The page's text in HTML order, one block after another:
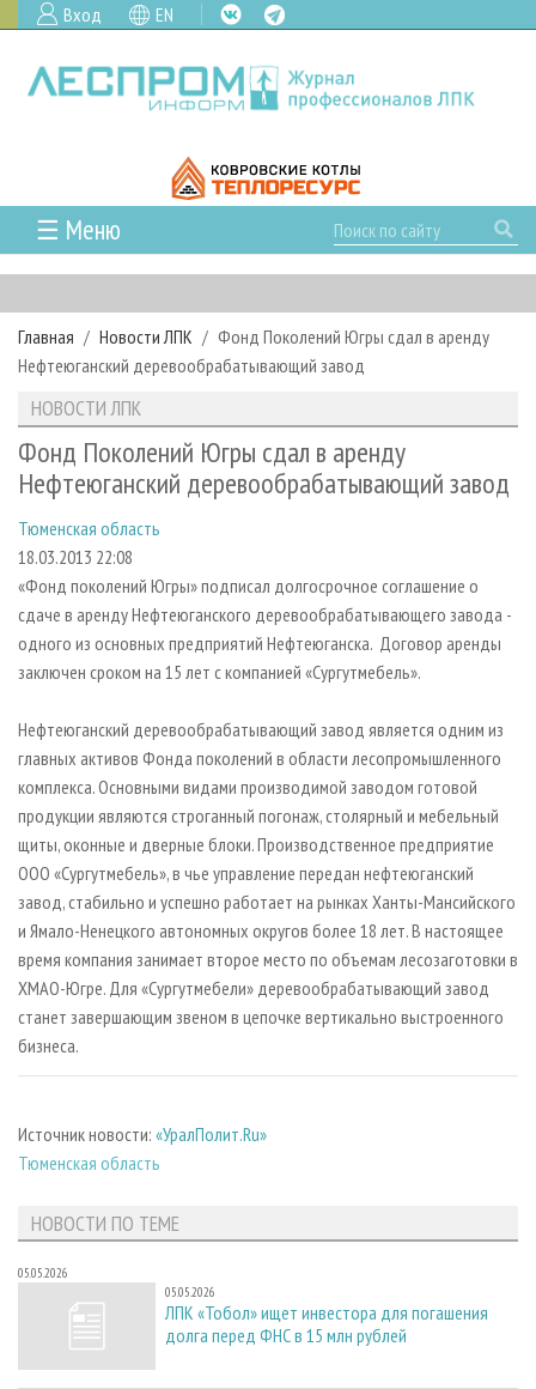
Вход EN
☰ Меню
ГЛАВНАЯ
РУБРИКИ И ТЕМЫ
РУБРИКИ ЖУРНАЛА
ЛЕСОЗАГОТОВКА
ЛЕСОПИЛЕНИЕ
СУШКА ДРЕВЕСИНЫ
ПРОИЗВОДСТВО ДРЕВЕСНЫХ ПЛИТ
ДЕРЕВЯННОЕ ДОМОСТРОЕНИЕ
ПРОИЗВОДСТВО МЕБЕЛИ
ЦБП
ИНСТРУМЕНТ И МАТЕРИАЛЫ
НОВОСТИ
НОВОСТИ ЛПК
НОВОСТИ ЖУРНАЛА
ПРОЕКТЫ ЛПИ
АНАЛИТИКА
ПРЕДПРИЯТИЯ ЛПК
ПЕРСОНЫ
МОБИЛЬНЫЕ ВЫСТАВКИ
ОФИЦИАЛЬНЫЕ ДЕЛЕГАЦИИ
ПРИОРИТЕТНЫЕ ИНВЕСТПРОЕКТЫ
ГАЗЕТА ЛЕСПРОМФОРУМ
БИБЛИОТЕКА СПЕЦИАЛИСТА
АРХИВ
АРХИВ ЖУРНАЛОВ
О ЖУРНАЛЕ
ПОДПИСКА
КОНТАКТЫ
РЕКЛАМОДАТЕЛЯМ
РЕКЛАМА
РЕКЛАМА НА САЙТЕ
Главная Новости ЛПК
Фонд Поколений Югры сдал в аренду
Нефтеюганский деревообрабатывающий завод
НОВОСТИ ЛПК
Фонд Поколений Югры сдал в аренду
Нефтеюганский деревообрабатывающий завод
Тюменская область
18.03.2013 22:08
«Фонд поколений Югры» подписал долгосрочное соглашение о
сдаче в аренду Нефтеюганского деревообрабатывающего завода -
одного из основных предприятий Нефтеюганска. Договор аренды
заключен сроком на 15 лет с компанией «Сургутмебель».
Нефтеюганский деревообрабатывающий завод является одним из
главных активов Фонда поколений в области лесопромышленного
комплекса. Основными видами производимой заводом готовой
продукции являются строганный погонаж, столярный и мебельный
щиты, оконные и дверные блоки. Производственное предприятие
ООО «Сургутмебель», в чье управление передан нефтеюганский
завод, стабильно и успешно работает на рынках Ханты-Мансийского
и Ямало-Ненецкого автономных округов более 18 лет. В настоящее
время компания занимает второе место по объемам лесозаготовки в
ХМАО-Югре. Для «Сургутмебели» деревообрабатывающий завод
станет завершающим звеном в цепочке вертикально выстроенного
бизнеса.
Источник новости: «УралПолит.Ru»
Тюменская область
НОВОСТИ ПО ТЕМЕ
05.05.2026
05.05.2026
ЛПК «Тобол» ищет инвестора для погашения
долга перед ФНС в 15 млн рублей